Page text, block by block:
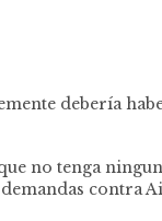
debería
no tenga
contra